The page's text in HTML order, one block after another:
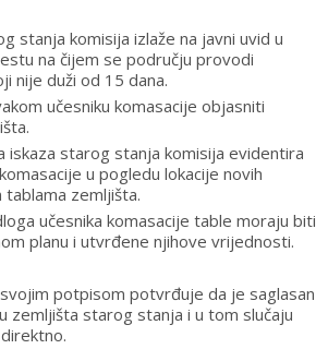
stanja komisija izlaže na javni uvid u
na čijem se području provodi
nije duži od 15 dana.
učesniku komasacije objasniti
iskaza starog stanja komisija evidentira
u pogledu lokacije novih
zemljišta.
učesnika komasacije table moraju biti
planu i utvrđene njihove vrijednosti.
potpisom potvrđuje da je saglasan
zemljišta starog stanja i u tom slučaju